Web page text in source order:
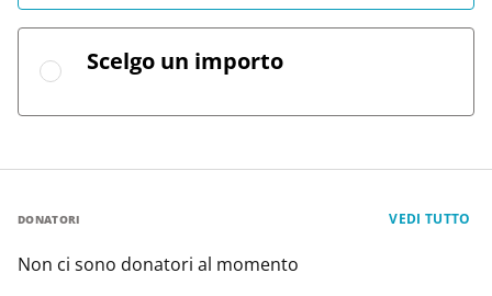
Scelgo un importo
DONATORI VEDI TUTTO
Non ci sono donatori al momento